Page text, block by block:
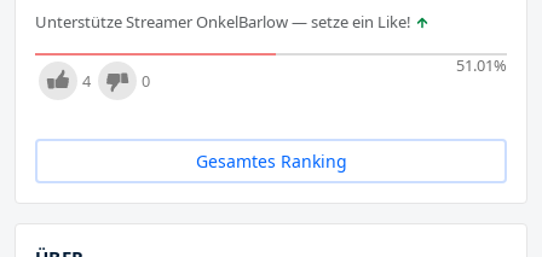
Unterstütze Streamer OnkelBarlow — setze ein Like!
51.01%
4 0
Gesamtes Ranking